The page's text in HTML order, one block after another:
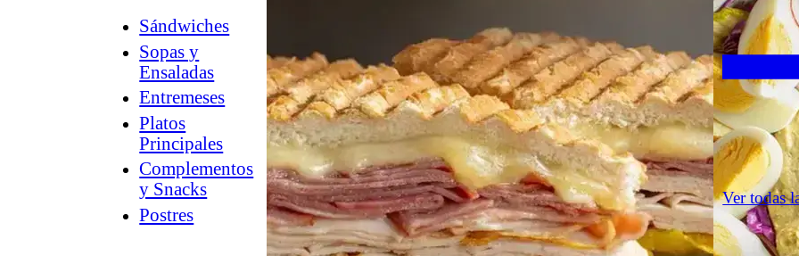
Sándwiches
Sopas y
Ensaladas
Entremeses
Platos
Principales
Complementos
y Snacks
Postres
Charcuterie®
Counter
Culture™
Guía
a
la
tienda
Ver todas